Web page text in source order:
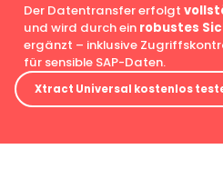
Der Datentransfer erfolgt
und wird durch ein robustes
ergänzt – inklusive
für sensible SAP-Daten.
Xtract Universal kostenlos